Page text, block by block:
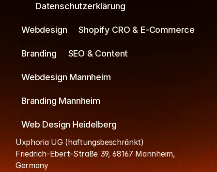
Datenschutzerklärung
Webdesign Shopify CRO & E-Commerce
Branding SEO & Content
Webdesign Mannheim
Branding Mannheim
Web Design Heidelberg
Uxphoria UG (haftungsbeschränkt)
Friedrich-Ebert-Straße 39, 68167 Mannheim,
Germany